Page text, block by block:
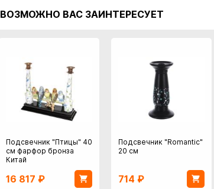
ВОЗМОЖНО ВАС ЗАИНТЕРЕСУЕТ
Подсвечник "Птицы" 40
см фарфор бронза
Китай
16 817 ₽
Подсвечник "Romantic"
20 см
714 ₽